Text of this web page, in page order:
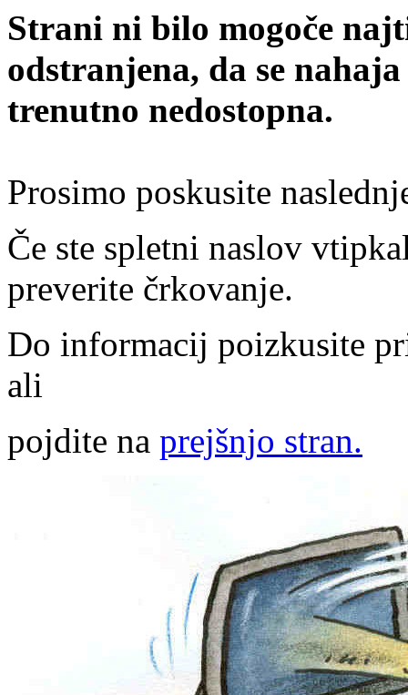
Strani ni bilo mogoče
odstranjena, da se
trenutno nedostopna.
Prosimo poskusite
Če ste spletni naslov
preverite črkovanje.
Do informacij poizkusite
ali
pojdite na prejšnjo stran.